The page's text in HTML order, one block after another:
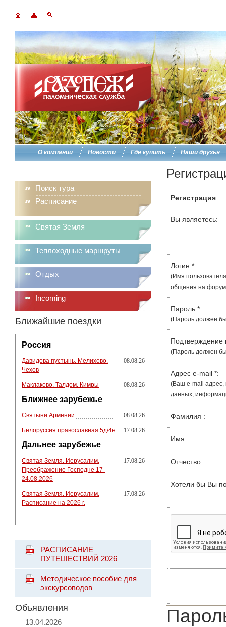
О компании Новости Где купить Наши друзья
Поиск тура
Расписание
Святая Земля
Теплоходные маршруты
Отдых
Incoming
Ближайшие поездки
Россия
Давидова пустынь. Мелихово.
Чехов
08.08.26
Маклаково. Талдом. Кимры 08.08.26
Ближнее зарубежье
Святыни Армении 08.08.26
Белоруссия православная 5д/4н. 17.08.26
Дальнее зарубежье
Святая Земля. Иерусалим.
Преображение Господне 17-
24.08.2026
17.08.26
Святая Земля. Иерусалим.
Расписание на 2026 г.
17.08.26
РАСПИСАНИЕ
ПУТЕШЕСТВИЙ 2026
Методическое пособие для
экскурсоводов
Объявления
13.04.2026
Регистрация
Вы являетесь:
Логин *:
(Имя
общения на
Пароль *:
(Пароль должен
(Пароль должен
Адрес e-mail *:
(Ваш e-mail адрес,
данных,
Фамилия :
Имя :
Отчество :
Хотели бы Вы